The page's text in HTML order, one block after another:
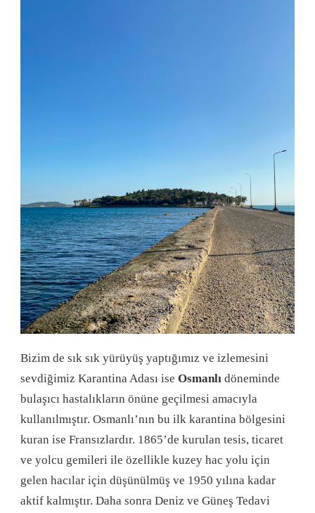
Bizim de sık sık yürüyüş yaptığımız ve izlemesini
sevdiğimiz Karantina Adası ise Osmanlı döneminde
bulaşıcı hastalıkların önüne geçilmesi amacıyla
kullanılmıştır. Osmanlı’nın bu ilk karantina bölgesini
kuran ise Fransızlardır. 1865’de kurulan tesis, ticaret
ve yolcu gemileri ile özellikle kuzey hac yolu için
gelen hacılar için düşünülmüş ve 1950 yılına kadar
aktif kalmıştır. Daha sonra Deniz ve Güneş Tedavi